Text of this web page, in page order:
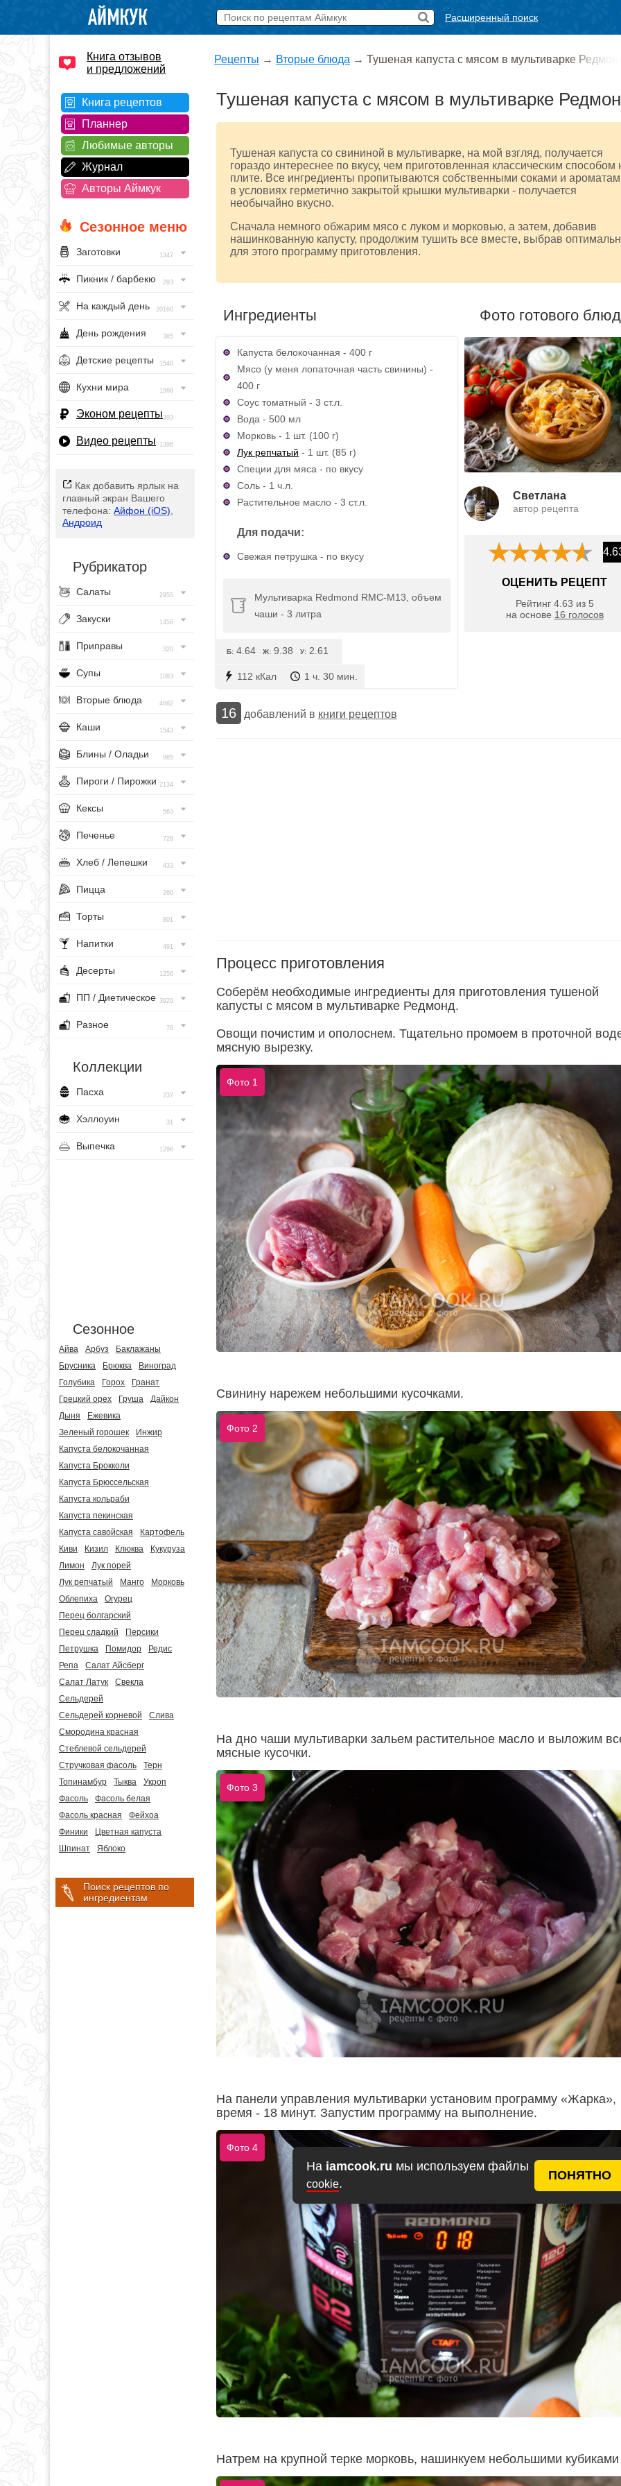
На iamcook.ru мы используем файлы
cookie.
ПОНЯТНО
Расширенный поиск
Книга отзывов
и предложений
Книга рецептов
Планнер
Любимые авторы
Журнал
Авторы Аймкук
Сезонное меню
Заготовки 1347
Пикник / барбекю 293
На каждый день 20160
День рождения 385
Детские рецепты 1548
Кухни мира 1968
Эконом рецепты393
Видео рецепты 1396
Как добавить ярлык на
главный экран Вашего
телефона: Айфон (iOS)
Андроид
Рубрикатор
Салаты 2955
Закуски 1456
Приправы 320
Супы 1083
Вторые блюда 4682
Каши 1543
Блины / Оладьи 965
Пироги / Пирожки 2134
Кексы 563
Печенье 728
Хлеб / Лепешки 433
Пицца 260
Торты 801
Напитки 491
Десерты 1256
ПП / Диетическое 3929
Разное 76
Коллекции
Пасха 237
Хэллоуин 31
Выпечка 1296
Сезонное
Айва Арбуз
Баклажаны
Брусника
Брюква
Виноград
Голубика
Горох
Гранат
Грецкий орех
Груша
Дайкон
Дыня
Ежевика
Зеленый горошек
Инжир
Капуста белокочанная
Капуста Брокколи
Капуста Брюссельская
Капуста кольраби
Капуста пекинская
Капуста савойская
Картофель
Киви
Кизил Клюква
Кукуруза
Лимон
Лук порей
Лук репчатый
Манго
Морковь
Облепиха
Огурец
Перец болгарский
Перец сладкий
Персики
Петрушка
Помидор
Редис
Репа
Салат Айсберг
Салат Латук
Свекла
Сельдерей
Сельдерей корневой
Слива
Смородина красная
Стеблевой сельдерей
Стручковая фасоль
Терн
Топинамбур
Тыква
Укроп
Фасоль
Фасоль белая
Фасоль красная
Фейхоа
Финики
Цветная капуста
Шпинат
Яблоко
Поиск рецептов по
ингредиентам
Рецепты → Вторые блюда → Тушеная капуста с мясом в мультиварке
Тушеная капуста с мясом в мультиварке
Тушеная капуста со свининой в мультиварке, на мой взгляд, получается
гораздо интереснее по вкусу, чем приготовленная классическим способом
плите. Все ингредиенты пропитываются собственными соками и
в условиях герметично закрытой крышки мультиварки - получается
необычайно вкусно.
Сначала немного обжарим мясо с луком и морковью, а затем, добавив
нашинкованную капусту, продолжим тушить все вместе, выбрав
для этого программу приготовления.
Ингредиенты
Капуста белокочанная - 400 г
Мясо (у меня лопаточная часть свинины) -
400 г
Соус томатный - 3 ст.л.
Вода - 500 мл
Морковь - 1 шт. (100 г)
Лук репчатый - 1 шт. (85 г)
Специи для мяса - по вкусу
Соль - 1 ч.л.
Растительное масло - 3 ст.л.
Для подачи:
Свежая петрушка - по вкусу
Мультиварка Redmond RMC-M13, объем
чаши - 3 литра
112 кКал 1 ч. 30 мин.
Б: 4.64 Ж: 9.38 У: 2.61
Фото готового
Светлана
автор рецепта
ОЦЕНИТЬ РЕЦЕПТ
Рейтинг 4.63 из 5
на основе 16 голосов
16 добавлений в книги рецептов
Процесс приготовления
Соберём необходимые ингредиенты для приготовления тушеной
капусты с мясом в мультиварке Редмонд.
Овощи почистим и ополоснем. Тщательно промоем в проточной
мясную вырезку.
Фото 1
Свинину нарежем небольшими кусочками.
Фото 2
На дно чаши мультиварки зальем растительное масло и выложим
мясные кусочки.
Фото 3
На панели управления мультиварки установим программу «Жарка»,
время - 18 минут. Запустим программу на выполнение.
Фото 4
Натрем на крупной терке морковь, нашинкуем небольшими кубиками